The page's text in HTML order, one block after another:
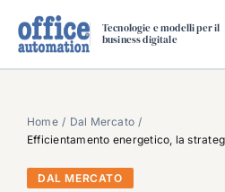
Tecnologie e modelli per il
business digitale
SPECIAL PAPER
TAVOLE ROTONDE DI REDAZIONE
DAL MERCATO
Home
Dal Mercato
Efficientamento energetico, la
DAL MERCATO